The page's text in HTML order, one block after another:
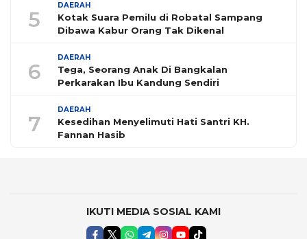
5
DAERAH
Kotak Suara Pemilu di Robatal Sampang
Dibawa Kabur Orang Tak Dikenal
6
DAERAH
Tega, Seorang Anak Di Bangkalan
Perkarakan Ibu Kandung Sendiri
7
DAERAH
Kesedihan Menyelimuti Hati Santri KH.
Fannan Hasib
IKUTI MEDIA SOSIAL KAMI